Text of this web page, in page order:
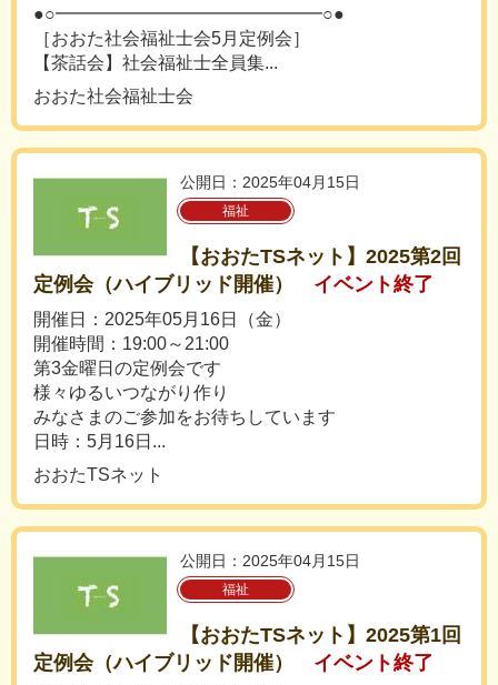
●○━━━━━━━━━━━━━━━○●
［おおた社会福祉士会5月定例会］
【茶話会】社会福祉士全員集...
おおた社会福祉士会
公開日：2025年04月15日
福祉
【おおたTSネット】2025第2回
定例会（ハイブリッド開催）
イベント終了
開催日：2025年05月16日（金）
開催時間：19:00～21:00
第3金曜日の定例会です
様々ゆるいつながり作り
みなさまのご参加をお待ちしています
日時：5月16日...
おおたTSネット
公開日：2025年04月15日
福祉
【おおたTSネット】2025第1回
定例会（ハイブリッド開催）
イベント終了